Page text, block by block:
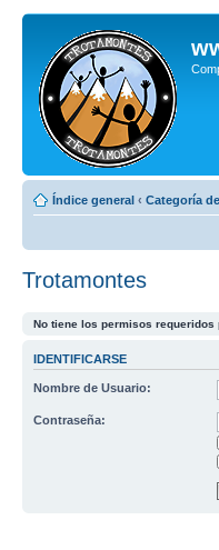
Índice general ‹ Categoría
Trotamontes
No tiene los permisos requeridos
IDENTIFICARSE
Nombre de Usuario:
Contraseña: